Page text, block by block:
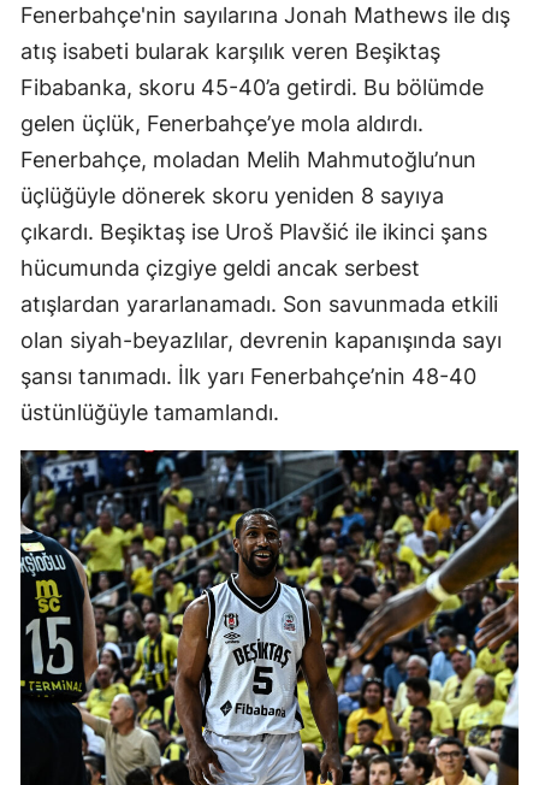
Fenerbahçe'nin sayılarına Jonah Mathews ile dış
atış isabeti bularak karşılık veren Beşiktaş
Fibabanka, skoru 45-40’a getirdi. Bu bölümde
gelen üçlük, Fenerbahçe’ye mola aldırdı.
Fenerbahçe, moladan Melih Mahmutoğlu’nun
üçlüğüyle dönerek skoru yeniden 8 sayıya
çıkardı. Beşiktaş ise Uroš Plavšić ile ikinci şans
hücumunda çizgiye geldi ancak serbest
atışlardan yararlanamadı. Son savunmada etkili
olan siyah-beyazlılar, devrenin kapanışında sayı
şansı tanımadı. İlk yarı Fenerbahçe’nin 48-40
üstünlüğüyle tamamlandı.